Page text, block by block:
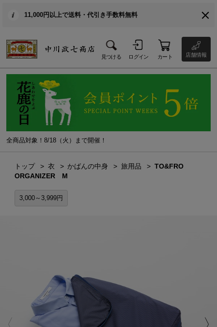
11,000円以上で送料・代引き手数料無料
見つける ログイン カート 店舗情報
全商品対象！8/18（火）まで開催！
トップ 衣 かばんの中身 旅用品
TO&FRO
ORGANIZER M
3,000～3,999円